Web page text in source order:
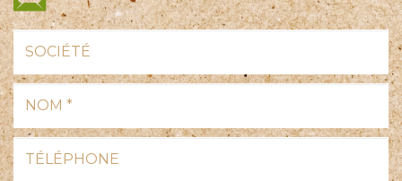
Société
Nom
:
Téléphone